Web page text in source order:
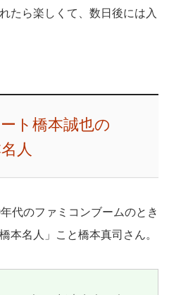
たら楽しくて、数日後には入
ト橋本誠也の
人
代のファミコンブームのとき
本名人」こと橋本真司さん。